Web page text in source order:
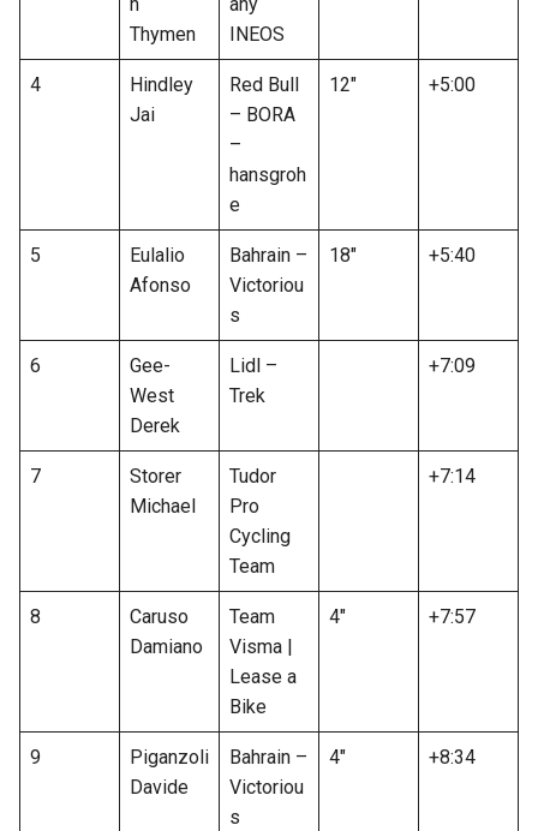
n
Thymen
any
INEOS
4
Hindley
Jai
Red Bull
– BORA
–
hansgroh
e
12″ +5:00
5
Eulalio
Afonso
Bahrain –
Victoriou
s
18″ +5:40
6
Gee-
West
Derek
Lidl –
Trek
+7:09
7
Storer
Michael
Tudor
Pro
Cycling
Team
+7:14
8
Caruso
Damiano
Team
Visma |
Lease a
Bike
4″ +7:57
9
Piganzoli
Davide
Bahrain –
Victoriou
s
4″ +8:34